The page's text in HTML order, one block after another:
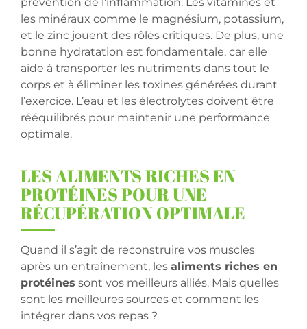
les minéraux comme le magnésium, potassium,
et le zinc jouent des rôles critiques. De plus, une
bonne hydratation est fondamentale, car elle
aide à transporter les nutriments dans tout le
corps et à éliminer les toxines générées durant
l’exercice. L’eau et les électrolytes doivent être
rééquilibrés pour maintenir une performance
optimale.
LES ALIMENTS RICHES EN
PROTÉINES POUR UNE
RÉCUPÉRATION OPTIMALE
Quand il s’agit de reconstruire vos muscles
après un entraînement, les aliments riches en
protéines sont vos meilleurs alliés. Mais quelles
sont les meilleures sources et comment les
intégrer dans vos repas ?